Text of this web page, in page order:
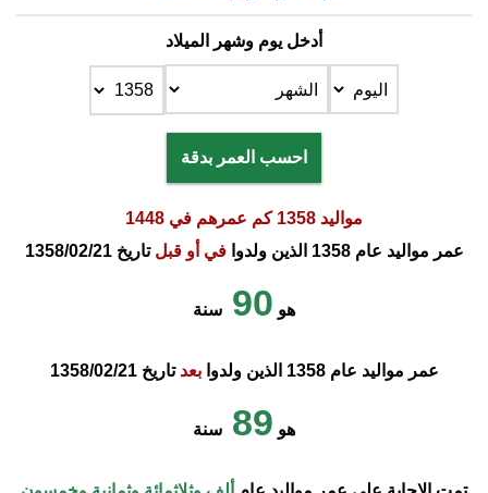
أدخل يوم وشهر الميلاد
احسب العمر بدقة
مواليد 1358 كم عمرهم في 1448
عمر مواليد عام 1358 الذين ولدوا
في أو قبلتاريخ 1358/02/21
هو 90 سنة
عمر مواليد عام 1358 الذين ولدوا بعدتاريخ 1358/02/21
هو 89 سنة